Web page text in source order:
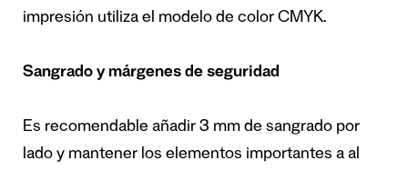
impresión utiliza el modelo de color CMYK.
Sangrado y márgenes de seguridad
Es recomendable añadir 3 mm de sangrado por
lado y mantener los elementos importantes a al